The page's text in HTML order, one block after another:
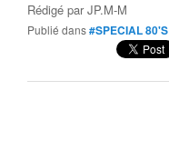
Rédigé parJP.M-M
Publié dans#SPECIAL 80'S